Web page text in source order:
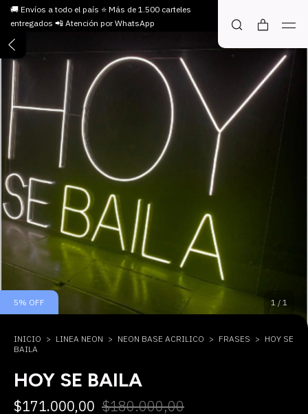
🚚 Envíos a todo el país ⭐ Más de 1.500 carteles
entregados 📲 Atención por WhatsApp
5% OFF 1 / 1
INICIO > LINEA NEON > NEON BASE ACRILICO > FRASES > HOY SE
BAILA
HOY SE BAILA
$171.000,00 $180.000,00